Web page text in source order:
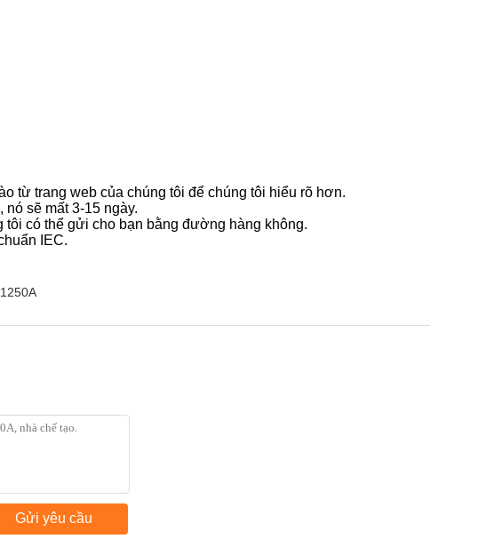
từ trang web của chúng tôi để chúng tôi hiểu rõ hơn.
sẽ mất 3-15 ngày.
có thể gửi cho bạn bằng đường hàng không.
IEC.
Gửi yêu cầu